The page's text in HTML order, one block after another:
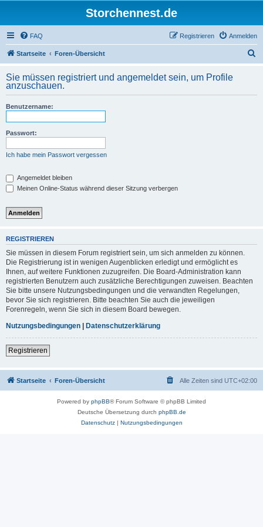
Storchennest.de
FAQ Anmelden
Registrieren
Startseite Foren-Übersicht
h
Sie müssen registriert und angemeldet sein, um Profile
anzuschauen.
Benutzername:
Passwort:
Ich habe mein Passwort vergessen
Angemeldet bleiben
Meinen Online-Status während dieser Sitzung verbergen
REGISTRIEREN
Sie müssen in diesem Forum registriert sein, um sich anmelden zu können.
Die Registrierung ist in wenigen Augenblicken erledigt und ermöglicht es
Ihnen, auf weitere Funktionen zuzugreifen. Die Board-Administration kann
registrierten Benutzern auch zusätzliche Berechtigungen zuweisen. Beachten
Sie bitte unsere Nutzungsbedingungen und die verwandten Regelungen,
bevor Sie sich registrieren. Bitte beachten Sie auch die jeweiligen
Forenregeln, wenn Sie sich in diesem Board bewegen.
Nutzungsbedingungen | Datenschutzerklärung
Registrieren
Startseite Foren-Übersicht Alle Zeiten sind UTC+02:00
Powered by phpBB® Forum Software © phpBB Limited
Deutsche Übersetzung durch phpBB.de
Datenschutz| Nutzungsbedingungen